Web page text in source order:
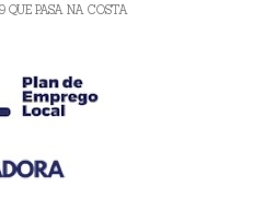
QUE PASA NA COSTA